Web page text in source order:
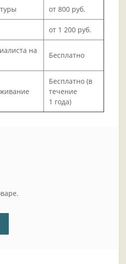
от 800 руб.
от 1 200 руб.
на
Бесплатно
Бесплатно (в
течение
1 года)